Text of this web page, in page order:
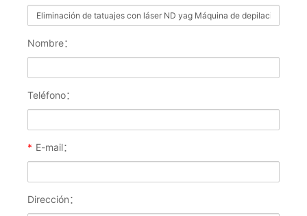
Nombre：
Teléfono：
* E-mail：
Dirección：